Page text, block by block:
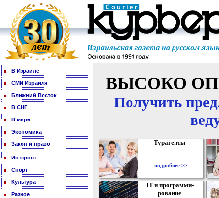
В Израиле
СМИ Израиля
Ближний Восток
В СНГ
В мире
Экономика
Закон и право
Интернет
Спорт
Культура
Разное
ВЫСОКО
Получить
Турагенты
подробнее >>
IT и программи-
рование